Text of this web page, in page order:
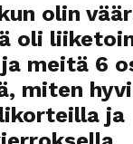
olin
oli
meitä 6
miten
ja